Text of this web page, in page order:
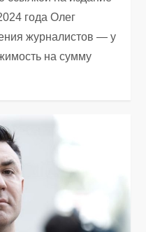
года Олег
журналистов — у
на сумму